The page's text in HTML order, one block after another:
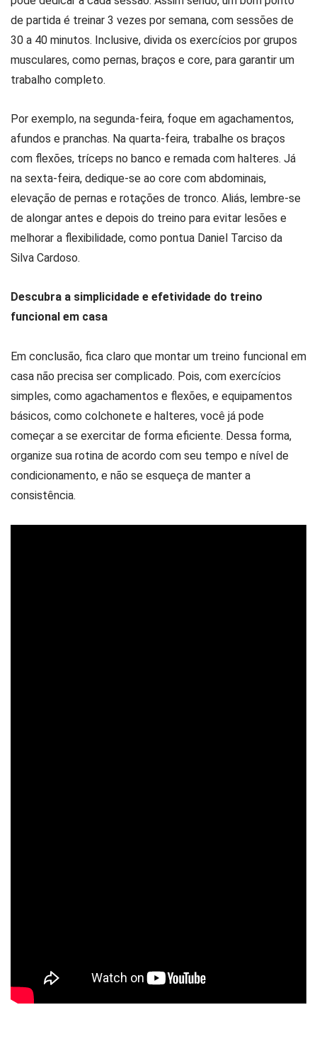
de partida é treinar 3 vezes por semana, com sessões de
30 a 40 minutos. Inclusive, divida os exercícios por grupos
musculares, como pernas, braços e core, para garantir um
trabalho completo.
Por exemplo, na segunda-feira, foque em agachamentos,
afundos e pranchas. Na quarta-feira, trabalhe os braços
com flexões, tríceps no banco e remada com halteres. Já
na sexta-feira, dedique-se ao core com abdominais,
elevação de pernas e rotações de tronco. Aliás, lembre-se
de alongar antes e depois do treino para evitar lesões e
melhorar a flexibilidade, como pontua Daniel Tarciso da
Silva Cardoso.
Descubra a simplicidade e efetividade do treino
funcional em casa
Em conclusão, fica claro que montar um treino funcional em
casa não precisa ser complicado. Pois, com exercícios
simples, como agachamentos e flexões, e equipamentos
básicos, como colchonete e halteres, você já pode
começar a se exercitar de forma eficiente. Dessa forma,
organize sua rotina de acordo com seu tempo e nível de
condicionamento, e não se esqueça de manter a
consistência.